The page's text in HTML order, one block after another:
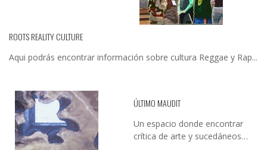
ROOTS REALITY CULTURE
Aqui podrás encontrar información sobre cultura Reggae y Rap...
ÚLTIMO MAUDIT
Un espacio donde encontrar
crítica de arte y sucedáneos…